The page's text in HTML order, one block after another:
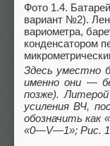
Фото 1.4.
вариант №2).
вариометра,
конденсатором
Здесь уместно
именно они —
позже).
усиления ВЧ,
обозначить как
«0—V—1»; Рис.